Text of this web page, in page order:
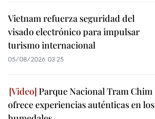
Vietnam refuerza seguridad del
visado electrónico para impulsar
turismo internacional
05/08/2026 03:25
Parque Nacional Tram Chim
ofrece experiencias auténticas en los